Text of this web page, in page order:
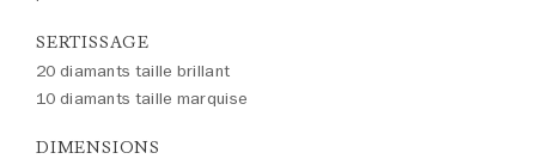
SERTISSAGE
20 diamants taille brillant
10 diamants taille marquise
DIMENSIONS